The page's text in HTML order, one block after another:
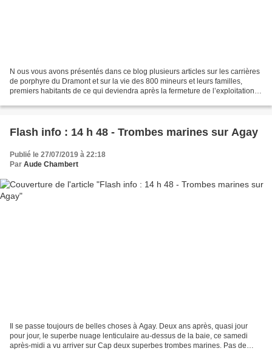
N ous vous avons présentés dans ce blog plusieurs articles sur les carrières
de porphyre du Dramont et sur la vie des 800 mineurs et leurs familles,
premiers habitants de ce qui deviendra après la fermeture de l’exploitation
Flash info : 14 h 48 - Trombes marines sur Agay
Publié le 27/07/2019 à 22:18
Par Aude Chambert
Il se passe toujours de belles choses à Agay. Deux ans après, quasi jour
pour jour, le superbe nuage lenticulaire au-dessus de la baie, ce samedi
après-midi a vu arriver sur Cap deux superbes trombes marines. Pas de